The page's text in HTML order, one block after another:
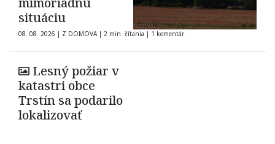
situáciu
08. 08. 2026 | Z DOMOVA | 2 min. čítania | 1 komentár
Lesný požiar v
katastri obce
Trstín sa podarilo
lokalizovať